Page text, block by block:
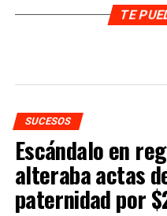
TE
SUCESOS
Escándalo en
alteraba actas
paternidad por